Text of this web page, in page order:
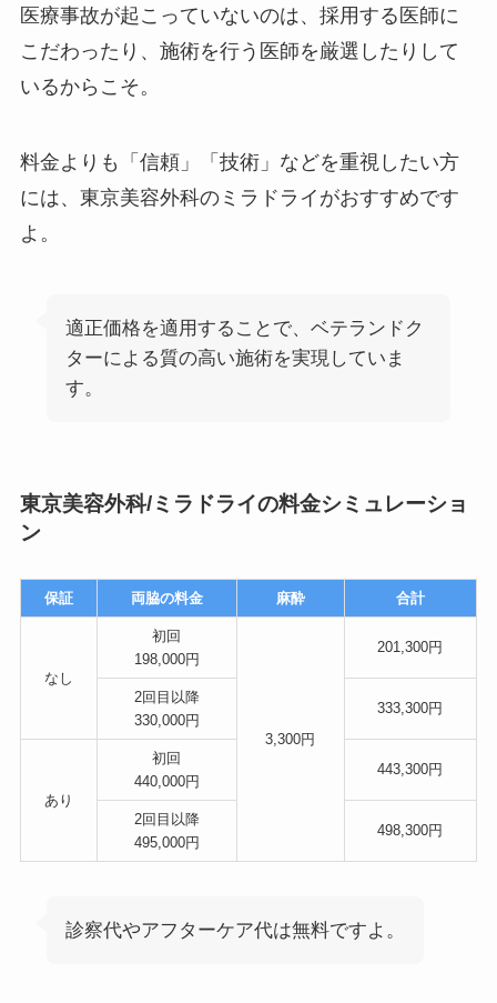
医療事故が起こっていないのは、採用する医師に
こだわったり、施術を行う医師を厳選したりして
いるからこそ。
料金よりも「信頼」「技術」などを重視したい方
には、東京美容外科のミラドライがおすすめです
よ。
適正価格を適用することで、ベテランドク
ターによる質の高い施術を実現していま
す。
東京美容外科/ミラドライの料金シミュレーショ
ン
保証 両脇の料金 麻酔 合計
なし
初回
198,000円
3,300円
201,300円
2回目以降
330,000円
333,300円
あり
初回
440,000円
443,300円
2回目以降
495,000円
498,300円
診察代やアフターケア代は無料ですよ。